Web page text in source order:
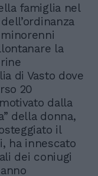
famiglia nel
la
di Vasto dove
20
dalla
della donna,
il
ha innescato
dei coniugi